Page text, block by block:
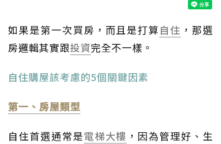
如果是第一次買房，而且是打算 自住 ，那選
房邏輯其實跟投資完全不一樣。
自住購屋該考慮的5個關鍵因素
第一、房屋類型
自住首選通常是電梯大樓 ，因為管理好、生